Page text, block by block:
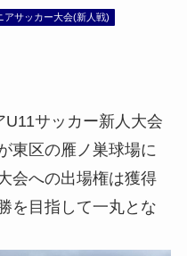
アサッカー大会(新人戦)
サッカー新人大会
東区の雁ノ巣球場に
会への出場権は獲得
を目指して一丸とな